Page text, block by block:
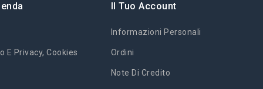
E Privacy, Cookies
Il Tuo Account
Informazioni Personali
Ordini
Note Di Credito